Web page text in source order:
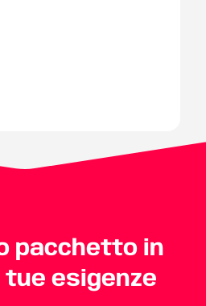
pacchetto in
tue esigenze